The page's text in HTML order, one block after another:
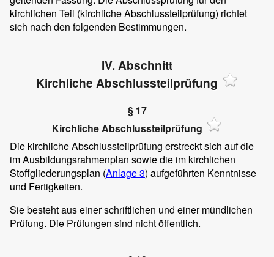
kirchlichen Teil (kirchliche Abschlussteilprüfung) richtet
sich nach den folgenden Bestimmungen.
IV. Abschnitt
Kirchliche Abschlussteilprüfung
§ 17
Kirchliche Abschlussteilprüfung
Die kirchliche Abschlussteilprüfung erstreckt sich auf die
im Ausbildungsrahmenplan sowie die im kirchlichen
Stoffgliederungsplan (Anlage 3) aufgeführten Kenntnisse
und Fertigkeiten.
Sie besteht aus einer schriftlichen und einer mündlichen
Prüfung. Die Prüfungen sind nicht öffentlich.